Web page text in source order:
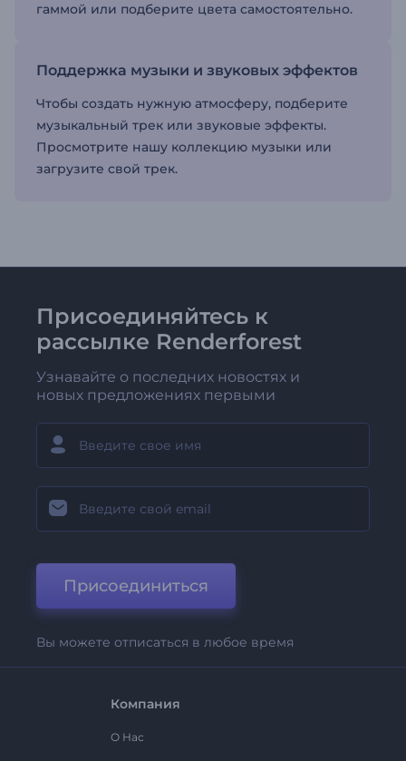
гаммой или подберите цвета самостоятельно.
Поддержка музыки и звуковых эффектов
Чтобы создать нужную атмосферу, подберите
музыкальный трек или звуковые эффекты.
Просмотрите нашу коллекцию музыки или
загрузите свой трек.
Присоединяйтесь к
рассылке Renderforest
Узнавайте о последних новостях и
новых предложениях первыми
Присоединиться
Вы можете отписаться в любое время
Компания
О Нас